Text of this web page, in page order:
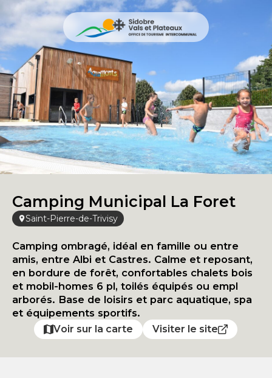
Camping Municipal La Foret
Saint-Pierre-de-Trivisy
Camping ombragé, idéal en famille ou entre
amis, entre Albi et Castres. Calme et reposant,
en bordure de forêt, confortables chalets bois
et mobil-homes 6 pl, toilés équipés ou empl
arborés. Base de loisirs et parc aquatique, spa
et équipements sportifs.
Voir sur la carte Visiter le site